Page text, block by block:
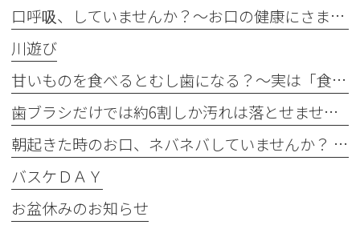
口呼吸、していませんか？〜お口の健康にさまざまな影響を与えることがあります〜
川遊び
甘いものを食べるとむし歯になる？〜実は「食べる回数」がポイントです〜
歯ブラシだけでは約6割しか汚れは落とせません〜フロスや歯間ブラシが大切な理由〜
朝起きた時のお口、ネバネバしていませんか？ 〜実は細菌が増えているサインかもしれません〜
バスケＤＡＹ
お盆休みのお知らせ